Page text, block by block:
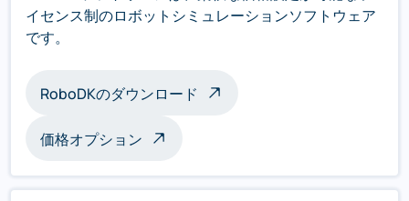
イセンス制のロボットシミュレーションソフトウェア
です。
RoboDKのダウンロード
価格オプション